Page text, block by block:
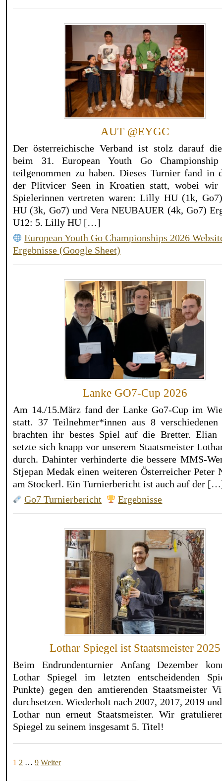
AUT @EYGC
Der österreichische Verband ist stolz darauf
beim 31. European Youth Go
teilgenommen zu haben. Dieses Turnier fand in
der Plitvicer Seen in Kroatien statt, wobei wir
Spielerinnen vertreten waren: Lilly HU (1k,
HU (3k, Go7) und Vera NEUBAUER (4k, Go7)
U12: 5. Lilly HU […]
European Youth Go Championships 2026
Ergebnisse (Google Sheet)
Lanke GO7-Cup 2026
Am 14./15.März fand der Lanke Go7-Cup im
statt. 37 Teilnehmer*innen aus 8 verschiedenen
brachten ihr bestes Spiel auf die Bretter. Elian
setzte sich knapp vor unserem Staatsmeister
durch. Dahinter verhinderte die bessere MMS-
Stjepan Medak einen weiteren Österreicher Peter
am Stockerl. Ein Turnierbericht ist auch auf der
Go7 Turnierbericht
Ergebnisse
Lothar Spiegel ist Staatsmeister 2025
Beim Endrundenturnier Anfang Dezember
Lothar Spiegel im letzten entscheidenden
Punkte) gegen den amtierenden Staatsmeister
durchsetzen. Wiederholt nach 2007, 2017, 2019
Lothar nun erneut Staatsmeister. Wir
Spiegel zu seinem insgesamt 5. Titel!
1 2 … 9 Weiter